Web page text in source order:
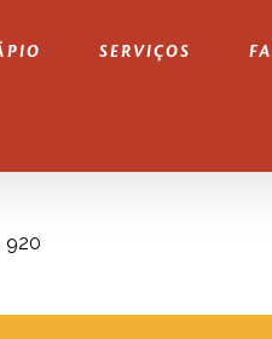
SERVIÇOS
920